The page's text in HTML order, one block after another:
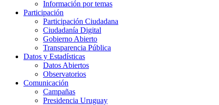
Información por temas
Participación
Participación Ciudadana
Ciudadanía Digital
Gobierno Abierto
Transparencia Pública
Datos y Estadísticas
Datos Abiertos
Observatorios
Comunicación
Campañas
Presidencia Uruguay